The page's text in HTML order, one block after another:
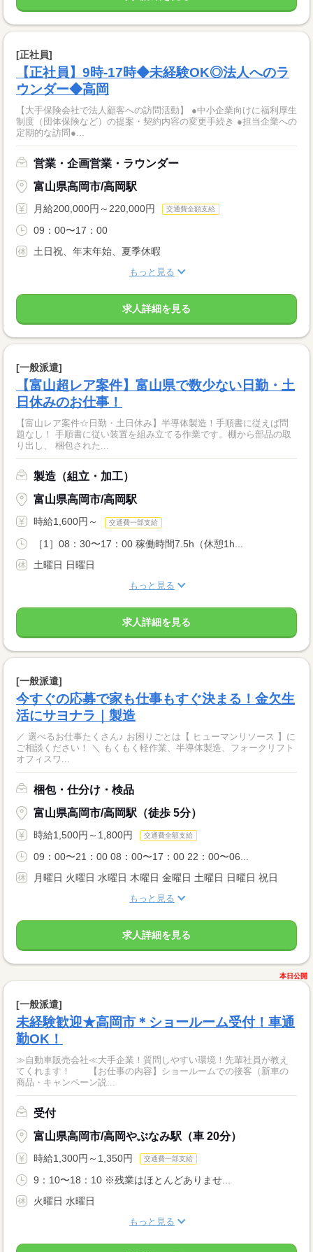
[正社員]
【正社員】9時-17時◆未経験OK◎法人へのラ
ウンダー◆高岡
【大手保険会社で法人顧客への訪問活動】 ●中小企業向けに福利厚生
制度（団体保険など）の提案・契約内容の変更手続き ●担当企業への
定期的な訪問●...
営業・企画営業・ラウンダー
富山県高岡市/高岡駅
月給200,000円～220,000円 交通費全額支給
09：00〜17：00
土日祝、年末年始、夏季休暇
もっと見る
求人詳細を見る
[一般派遣]
【富山超レア案件】富山県で数少ない日勤・土
日休みのお仕事！
【富山レア案件☆日勤・土日休み】半導体製造！手順書に従えば問
題なし！ 手順書に従い装置を組み立てる作業です。棚から部品の取
り出し、 梱包された...
製造（組立・加工）
富山県高岡市/高岡駅
時給1,600円～ 交通費一部支給
［1］08：30〜17：00 稼働時間7.5h（休憩1h...
土曜日 日曜日
もっと見る
求人詳細を見る
[一般派遣]
今すぐの応募で家も仕事もすぐ決まる！金欠生
活にサヨナラ｜製造
／ 選べるお仕事たくさん♪ お困りごとは【 ヒューマンリソース 】に
ご相談ください！ ＼ もくもく軽作業、半導体製造、フォークリフト
オフィスワ...
梱包・仕分け・検品
富山県高岡市/高岡駅（徒歩 5分）
時給1,500円～1,800円 交通費全額支給
09：00〜21：00 08：00〜17：00 22：00〜06...
月曜日 火曜日 水曜日 木曜日 金曜日 土曜日 日曜日 祝日
もっと見る
求人詳細を見る
本日公開
[一般派遣]
未経験歓迎★高岡市＊ショールーム受付！車通
勤OK！
≫自動車販売会社≪大手企業！質問しやすい環境！先輩社員が教え
てくれます！ 【お仕事の内容】ショールームでの接客（新車の
商品・キャンペーン説...
受付
富山県高岡市/高岡やぶなみ駅（車 20分）
時給1,300円～1,350円 交通費一部支給
9：10〜18：10 ※残業はほとんどありませ...
火曜日 水曜日
もっと見る